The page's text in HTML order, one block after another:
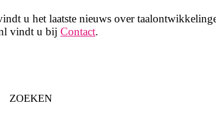
u het laatste nieuws over
vindt u bij Contact.
ZOEKEN